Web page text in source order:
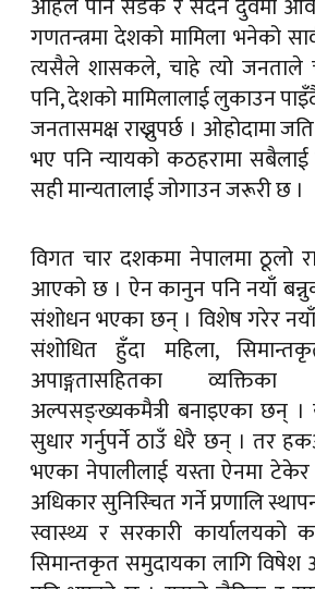
गणतन्त्रमा देशको मामिला भनेको
त्यसैले शासकले, चाहे त्यो जनताले
पनि, देशको मामिलालाई लुकाउन
जनतासमक्ष राख्नुपर्छ । ओहोदामा
भए पनि न्यायको कठहरामा सबैलाई
सही मान्यतालाई जोगाउन जरूरी छ ।
विगत चार दशकमा नेपालमा ठूलो
आएको छ । ऐन कानुन पनि नयाँ
संशोधन भएका छन् । विशेष गरेर
संशोधित हुँदा महिला,
अपाङ्गतासहितका
अल्पसङ्ख्यकमैत्री बनाइएका छन् ।
सुधार गर्नुपर्ने ठाउँ धेरै छन् । तर
भएका नेपालीलाई यस्ता ऐनमा
अधिकार सुनिस्चित गर्ने प्रणालि
स्वास्थ्य र सरकारी कार्यालयको
सिमान्तकृत समुदायका लागि विषेश